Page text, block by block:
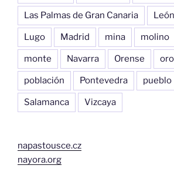
Las Palmas de Gran Canaria León
Lugo Madrid mina molino
monte Navarra Orense oro
población Pontevedra pueblo
Salamanca Vizcaya
napastousce.cz
nayora.org